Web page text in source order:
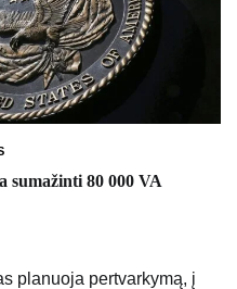
sumažinti 80 000 VA
planuoja pertvarkymą, į